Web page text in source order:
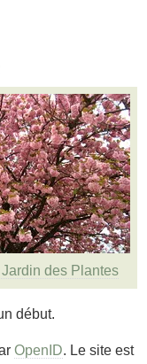
des Plantes
début.
OpenID. Le site est